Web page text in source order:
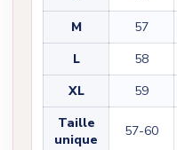
M
57
L
58
XL
59
Taille
unique
57-60